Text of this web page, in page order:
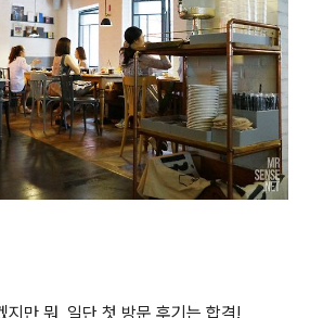
지만 뭐, 일단 첫 방문 후기는 합격!